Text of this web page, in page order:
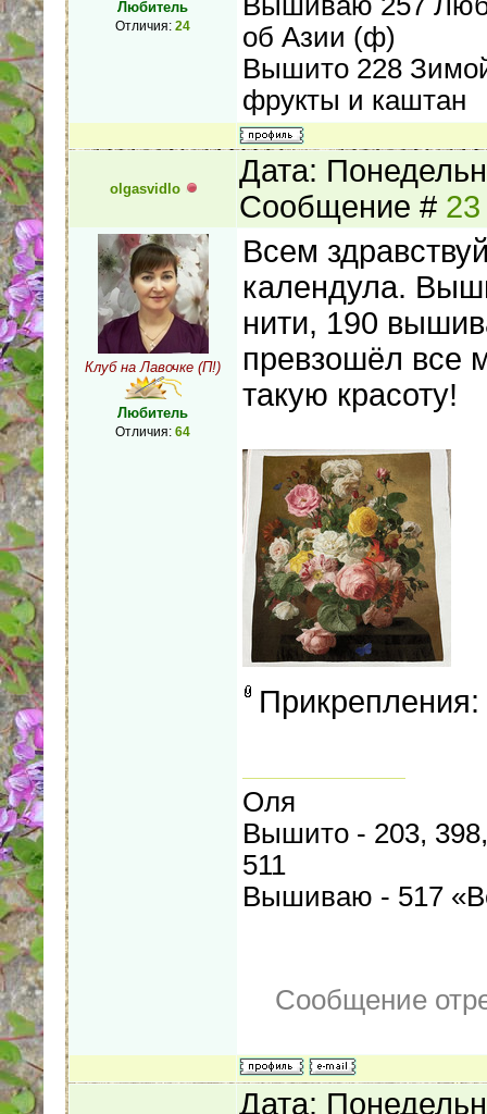
Любитель
Отличия: 24
об Азии (ф)
Вышито 228
фрукты и каштан
olgasvidlo
Дата:
Сообщение # 23
Клуб на Лавочке (П!)
Любитель
Отличия: 64
Всем
календула.
нити, 190
превзошёл все
такую красоту!
Прикрепления:
Оля
Вышито - 203,
511
Вышиваю - 517
Сообщение
Дата: